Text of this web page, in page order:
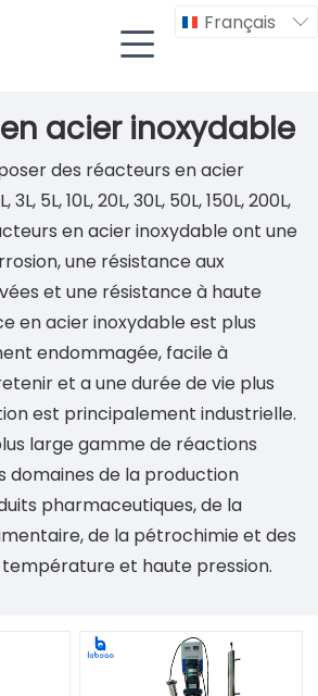
Français 

acier inoxydable
des réacteurs en acier
5L, 10L, 20L, 30L, 50L, 150L, 200L,
en acier inoxydable ont une
une résistance aux
et une résistance à haute
en acier inoxydable est plus
endommagée, facile à
et a une durée de vie plus
est principalement industrielle.
large gamme de réactions
domaines de la production
pharmaceutiques, de la
de la pétrochimie et des
et haute pression.